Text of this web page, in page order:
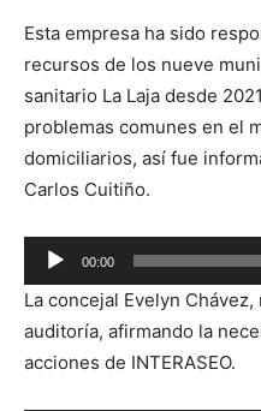
Esta empresa ha sido
recursos de los nueve
sanitario La Laja desde
problemas comunes en el
domiciliarios, así fue
Carlos Cuitiño.
Reproductor
de
audio
00:00
La concejal Evelyn
auditoría, afirmando la
acciones de INTERASEO.